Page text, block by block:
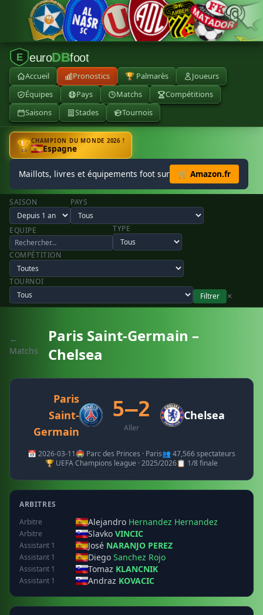
E euroDBfoot
Accueil Pronostics 🏆 Palmarès
Joueurs
Équipes
Pays Matchs
Compétitions
Saisons
Stades Tournois
🏆CHAMPION DU MONDE 2026 !
Espagne
Maillots, livres et équipements foot sur 🛒 Amazon.fr
SAISON PAYS
EQUIPE TYPE
COMPÉTITION
TOURNOI
Filtrer
✕
←
Matchs
Paris Saint-Germain –
Chelsea
Paris
Saint-
Germain
5–2
Aller
Chelsea
📅 2026-03-11🏟️ Parc des Princes · Paris👥 47,566 spectateurs
🏆 UEFA Champions league · 2025/2026📋 1/8 finale
ARBITRES
Arbitre
Alejandro Hernandez Hernandez
Arbitre Slavko VINCIC
Assistant 1 José NARANJO PEREZ
Assistant 1 Diego Sanchez Rojo
Assistant 1 Tomaz KLANCNIK
Assistant 1 Andraz KOVACIC